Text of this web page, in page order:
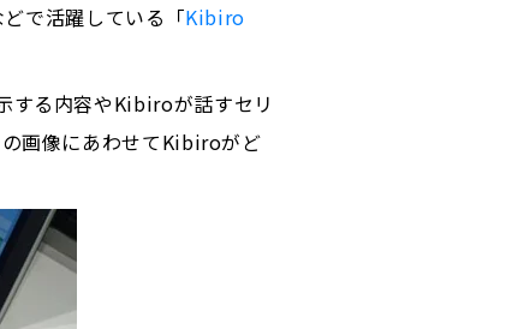
で活躍している「Kibiro
する内容やKibiroが話すセリ
画像にあわせてKibiroがど